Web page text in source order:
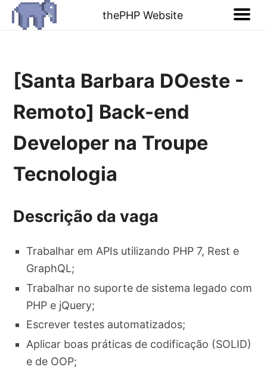
thePHP Website
[Santa Barbara DOeste -
Remoto] Back-end
Developer na Troupe
Tecnologia
Descrição da vaga
Trabalhar em APIs utilizando PHP 7, Rest e
GraphQL;
Trabalhar no suporte de sistema legado com
PHP e jQuery;
Escrever testes automatizados;
Aplicar boas práticas de codificação (SOLID)
e de OOP;